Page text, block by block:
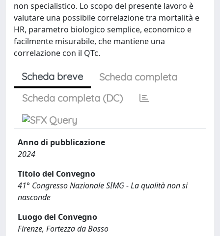
non specialistico. Lo scopo del presente lavoro è
valutare una possibile correlazione tra mortalità e
HR, parametro biologico semplice, economico e
facilmente misurabile, che mantiene una
correlazione con il QTc.
Scheda breve
Scheda completa
Scheda completa (DC)
Anno di pubblicazione
2024
Titolo del Convegno
41° Congresso Nazionale SIMG - La qualità non si
nasconde
Luogo del Convegno
Firenze, Fortezza da Basso